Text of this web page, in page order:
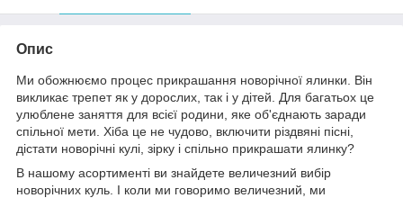
Опис
Ми обожнюємо процес прикрашання новорічної ялинки. Він
викликає трепет як у дорослих, так і у дітей. Для багатьох це
улюблене заняття для всієї родини, яке об'єднають заради
спільної мети. Хіба це не чудово, включити різдвяні пісні,
дістати новорічні кулі, зірку і спільно прикрашати ялинку?
В нашому асортименті ви знайдете величезний вибір
новорічних куль. І коли ми говоримо величезний, ми